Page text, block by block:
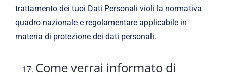
trattamento dei tuoi Dati Personali violi la normativa
quadro nazionale e regolamentare applicabile in
materia di protezione dei dati personali.
Come verrai informato di